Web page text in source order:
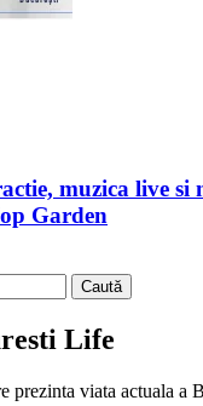
muzica live si
Garden
Life
prezinta viata actuala a